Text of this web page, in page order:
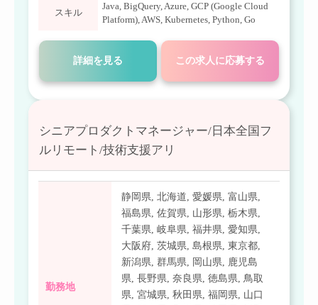
スキル
Java, BigQuery,Azure, GCP (Google Cloud
Platform),AWS, Kubernetes, Python, Go
詳細を見る この求人に応募する
シニアプロダクトマネージャー/日本全国フ
ルリモート/技術支援アリ
勤務地
静岡県,北海道,愛媛県,富山県,
福島県,佐賀県, 山形県,栃木県,
千葉県,岐阜県,福井県,愛知県,
大阪府,茨城県,島根県,東京都,
新潟県,群馬県, 岡山県, 鹿児島
県,長野県,奈良県,徳島県,鳥取
県,宮城県,秋田県,福岡県, 山口